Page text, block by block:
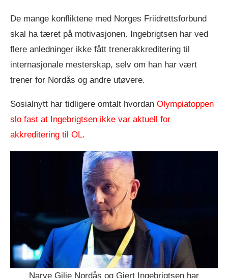
De mange konfliktene med Norges Friidrettsforbund
skal ha tæret på motivasjonen. Ingebrigtsen har ved
flere anledninger ikke fått trenerakkreditering til
internasjonale mesterskap, selv om han har vært
trener for Nordås og andre utøvere.
Sosialnytt har tidligere omtalt hvordan Olympiatoppen
slo fast at Ingebrigtsen ikke var aktuell for
akkreditering til OL.
Narve Gilje Nordås og Gjert Ingebrigtsen har